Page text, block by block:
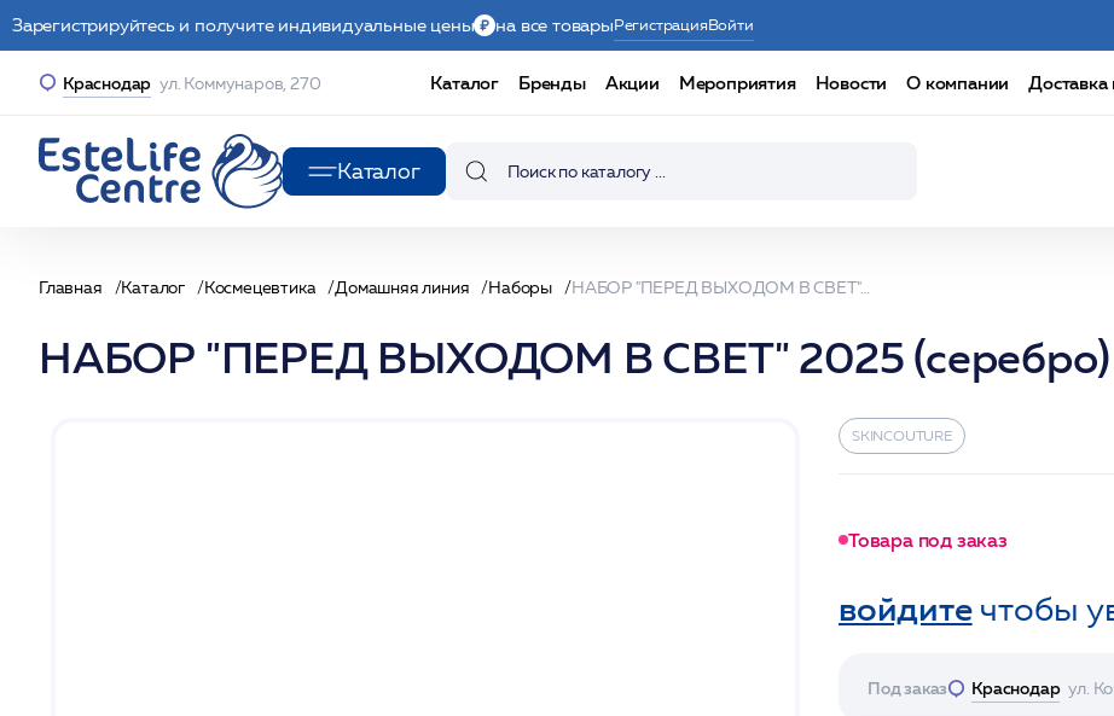
Зарегистрируйтесь и получите индивидуальные цены на все товарыРегистрацияВойти
Краснодар ул. Коммунаров, 270 Каталог Бренды Акции Мероприятия Новости О компании Доставка
Каталог
Главная Каталог Космецевтика Домашняя линия Наборы НАБОР "ПЕРЕД ВЫХОДОМ В СВЕТ" 2025 (серебро) /SKINCOUTURE
НАБОР "ПЕРЕД ВЫХОДОМ В СВЕТ" 2025 (серебро)
SKINCOUTURE
Товара под заказ
войдитечтобы
Под заказ Краснодар ул.